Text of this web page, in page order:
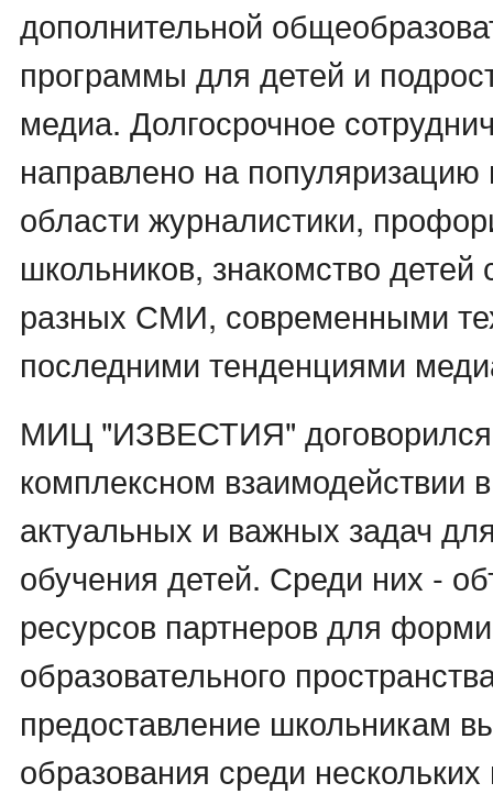
дополнительной
программы для детей и
медиа. Долгосрочное
направлено на
области журналистики,
школьников, знакомство
разных СМИ, современными
последними тенденциями
МИЦ "ИЗВЕСТИЯ" договорился
комплексном взаимодействии
актуальных и важных задач
обучения детей. Среди них -
ресурсов партнеров для
образовательного
предоставление школьникам
образования среди